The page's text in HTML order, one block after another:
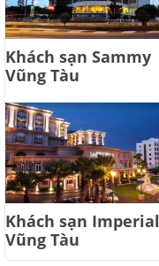
Khách sạn Sammy
Vũng Tàu
Khách sạn Imperial
Vũng Tàu